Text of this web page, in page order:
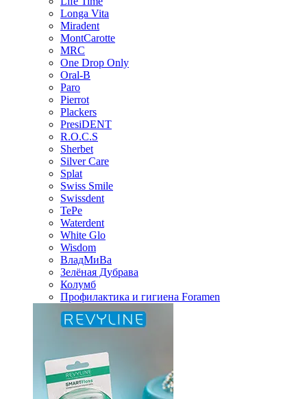
Longa Vita
Miradent
MontCarotte
MRC
One Drop Only
Oral-B
Paro
Pierrot
Plackers
PresiDENT
R.O.C.S
Sherbet
Silver Care
Splat
Swiss Smile
Swissdent
TePe
Waterdent
White Glo
Wisdom
ВладМиВа
Зелёная Дубрава
Колумб
Профилактика и гигиена Foramen